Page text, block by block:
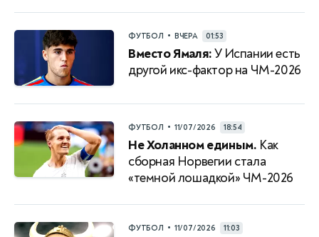
ФУТБОЛ • ВЧЕРА 01:53
Вместо Ямаля:У Испании есть
другой икс-фактор на ЧМ-2026
ФУТБОЛ • 11/07/2026 18:54
Не Холанном единым. Как
сборная Норвегии стала
«темной лошадкой» ЧМ-2026
ФУТБОЛ • 11/07/2026 11:03